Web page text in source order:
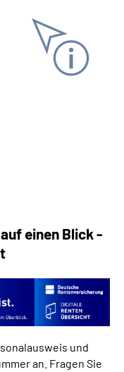
einen Blick -
und
an. Fragen Sie